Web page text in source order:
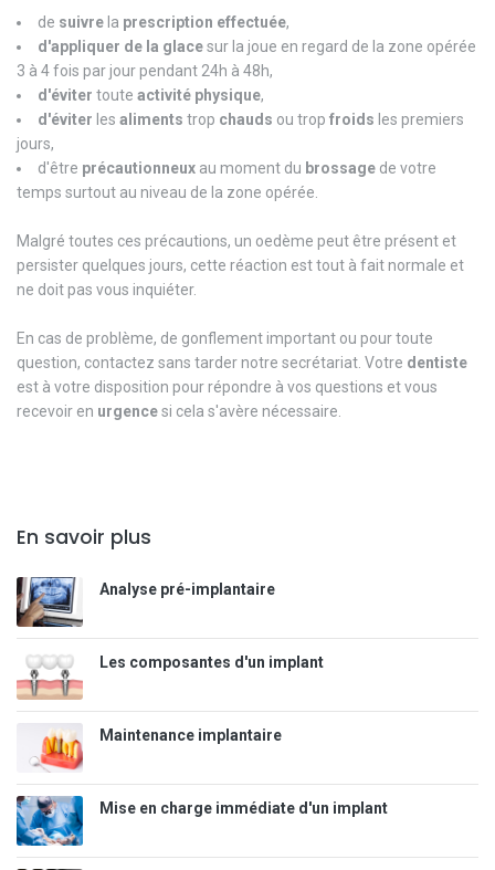
En savoir plus
Analyse pré-implantaire
Les composantes d'un implant
Maintenance implantaire
Mise en charge immédiate d'un implant
de suivre la prescription effectuée,
d'appliquer de la glacesur la joue en regard de la zone opérée
3 à 4 fois par jour pendant 24h à 48h,
d'éviter toute activité physique,
d'éviter les aliments trop chauds ou trop froids les premiers
jours,
d'être précautionneux au moment du brossage de votre
temps surtout au niveau de la zone opérée.
Malgré toutes ces précautions, un oedème peut être présent et
persister quelques jours, cette réaction est tout à fait normale et
ne doit pas vous inquiéter.
En cas de problème, de gonflement important ou pour toute
question, contactez sans tarder notre secrétariat. Votre dentiste
est à votre disposition pour répondre à vos questions et vous
recevoir en urgencesi cela s'avère nécessaire.